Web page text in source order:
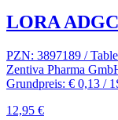
LORA
PZN: 3897189 /
Zentiva Pharma
Grundpreis: € 0,13 /
12,95 €